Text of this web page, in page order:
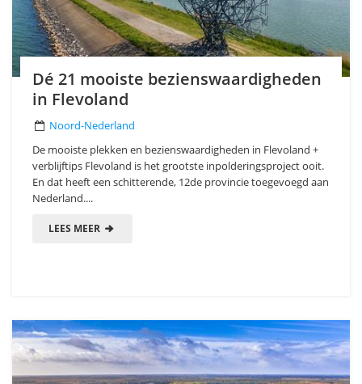
Dé 21 mooiste bezienswaardigheden
in Flevoland
Noord-Nederland
De mooiste plekken en bezienswaardigheden in Flevoland +
verblijftips Flevoland is het grootste inpolderingsproject ooit.
En dat heeft een schitterende, 12de provincie toegevoegd aan
Nederland....
LEES MEER